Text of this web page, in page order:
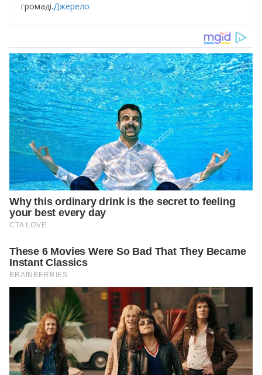
громаді.Джерело